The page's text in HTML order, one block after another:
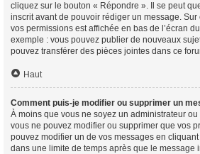
cliquez sur le bouton « Répondre ». Il se peut
inscrit avant de pouvoir rédiger un message.
vos permissions est affichée en bas de l’écran
exemple : vous pouvez publier de nouveaux
pouvez transférer des pièces jointes dans ce
Haut
Comment puis-je modifier ou supprimer un
À moins que vous ne soyez un administrateur
vous ne pouvez modifier ou supprimer que vos
pouvez modifier un de vos messages en
dans une limite de temps après que le message